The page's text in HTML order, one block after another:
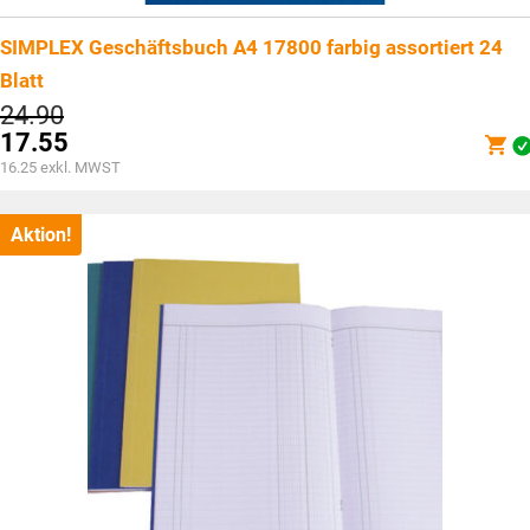
SIMPLEX Geschäftsbuch A4 17800 farbig assortiert 24
Blatt
24.90Ursprünglicher
Preis
war:
CHF24.90
17.55
Aktueller
ist:
CHF17.55.
16.25 exkl. MWST
Aktion!